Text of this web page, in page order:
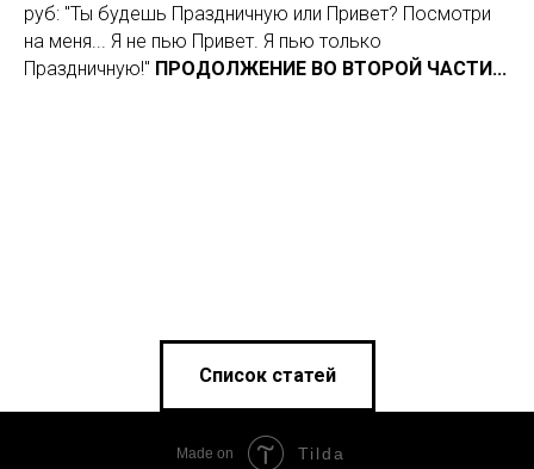
руб: "Ты будешь Праздничную или Привет? Посмотри
на меня... Я не пью Привет. Я пью только
Праздничную!" ПРОДОЛЖЕНИЕ ВО ВТОРОЙ ЧАСТИ...
Список статей
Made on Tilda